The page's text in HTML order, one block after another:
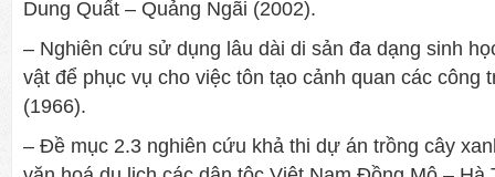
Dung Quất – Quảng Ngãi (2002).
– Nghiên cứu sử dụng lâu dài di sản đa dạng sinh
vật để phục vụ cho việc tôn tạo cảnh quan các công
(1966).
– Đề mục 2.3 nghiên cứu khả thi dự án trồng cây